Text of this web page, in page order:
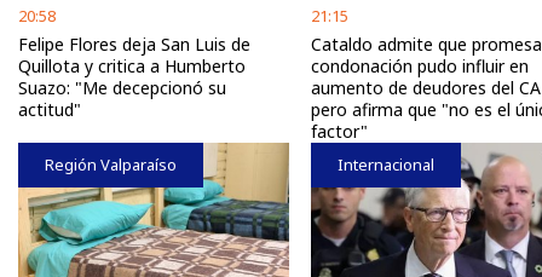
20:58
Felipe Flores deja San Luis de
Quillota y critica a Humberto
Suazo: "Me decepcionó su
actitud"
21:15
Cataldo admite que
condonación pudo influir en
aumento de deudores del
pero afirma que "no es el
factor"
Región Valparaíso Internacional